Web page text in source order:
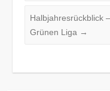
Halbjahresrückblick
Grünen Liga →